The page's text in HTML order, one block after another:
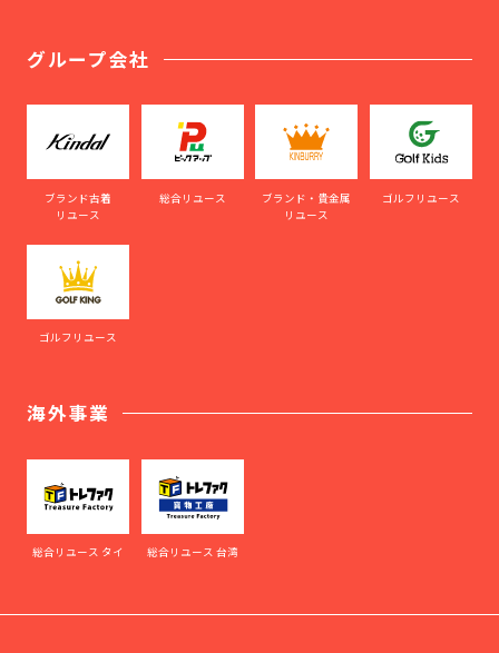
グループ会社
ブランド古着
リユース
総合リユース
ブランド・貴金属
リユース
ゴルフリユース
ゴルフリユース
海外事業
総合リユース タイ 総合リユース 台湾